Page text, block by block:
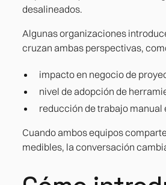
desalineados.
Algunas organizaciones
cruzan ambas perspectivas,
impacto en negocio de
nivel de adopción de
reducción de trabajo manual
Cuando ambos equipos
medibles, la conversación